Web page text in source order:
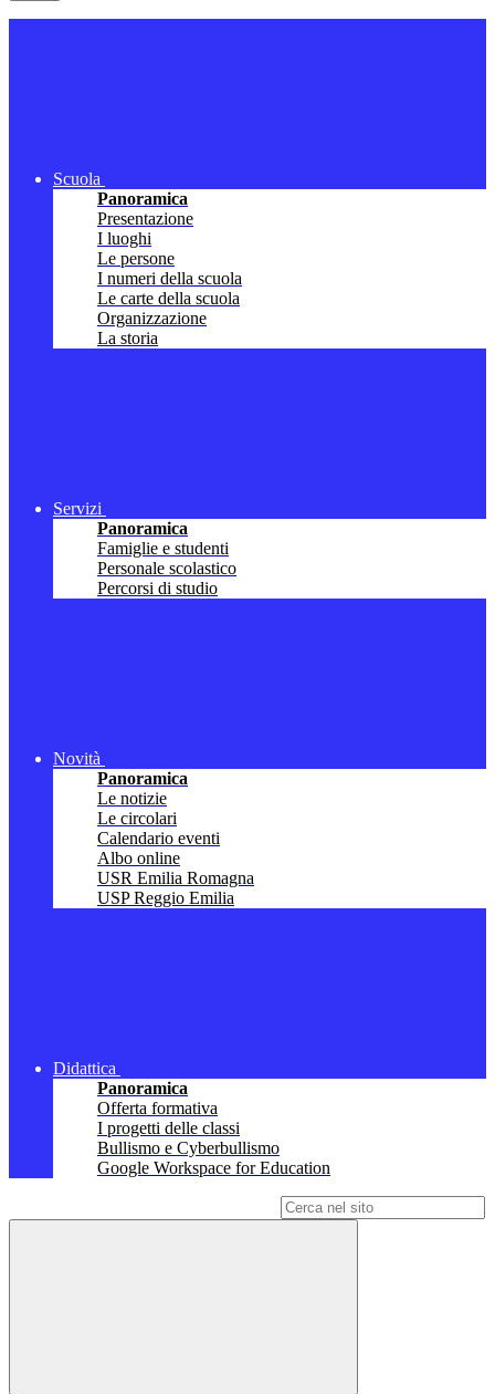
Scuola
Panoramica
Presentazione
I luoghi
Le persone
I numeri della scuola
Le carte della scuola
Organizzazione
La storia
Servizi
Panoramica
Famiglie e studenti
Personale scolastico
Percorsi di studio
Novità
Panoramica
Le notizie
Le circolari
Calendario eventi
Albo online
USR Emilia Romagna
USP Reggio Emilia
Didattica
Panoramica
Offerta formativa
I progetti delle classi
Bullismo e Cyberbullismo
Google Workspace for Education